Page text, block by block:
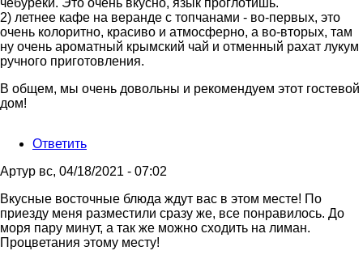
2) летнее кафе на веранде с топчанами - во-первых, это
очень колоритно, красиво и атмосферно, а во-вторых, там
ну очень ароматный крымский чай и отменный рахат лукум
ручного приготовления.
В общем, мы очень довольны и рекомендуем этот гостевой
дом!
Ответить
Артур вс, 04/18/2021 - 07:02
Вкусные восточные блюда ждут вас в этом месте! По
приезду меня разместили сразу же, все понравилось. До
моря пару минут, а так же можно сходить на лиман.
Процветания этому месту!